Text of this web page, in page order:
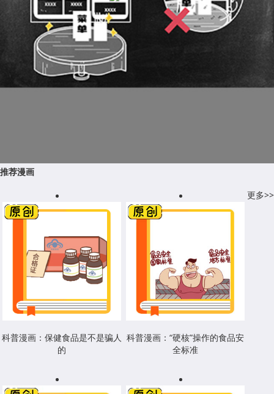
推荐漫画
更多>>
科普漫画：保健食品是不是骗人
的
科普漫画：“硬核”操作的食品安
全标准